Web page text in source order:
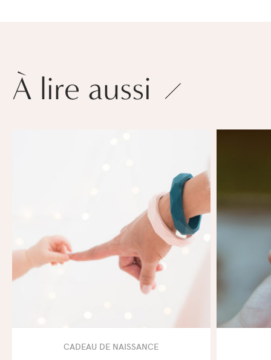
À lire aussi
CADEAU DE NAISSANCE